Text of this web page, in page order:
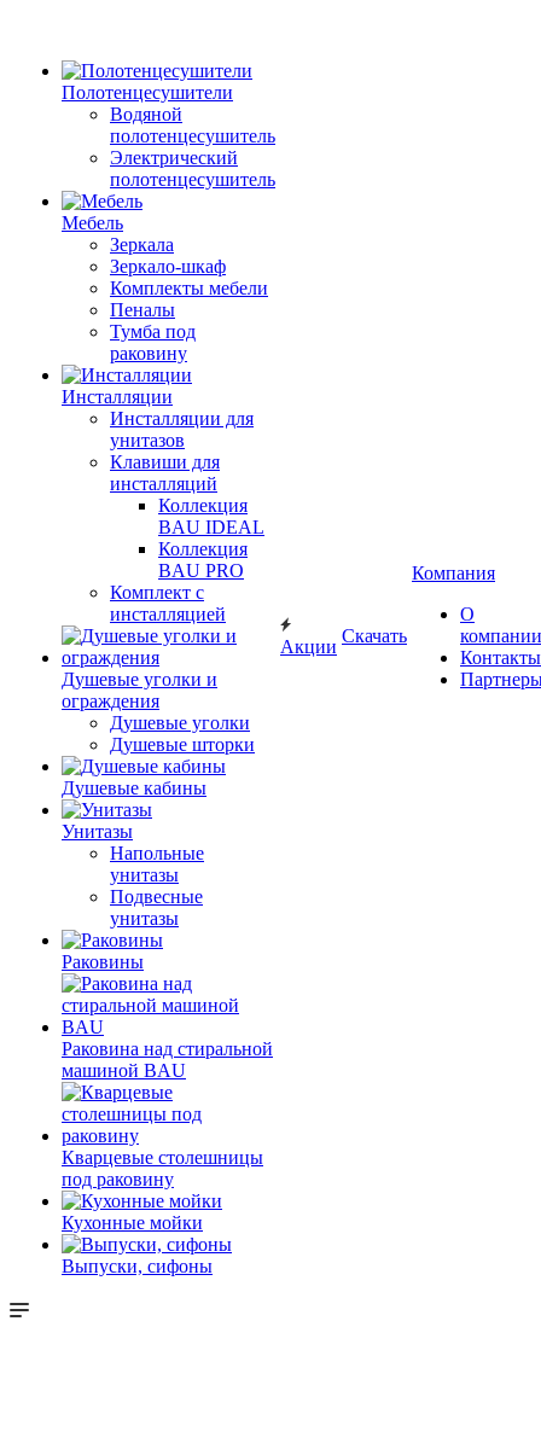
Полотенцесушители
Водяной
полотенцесушитель
Электрический
полотенцесушитель
Мебель
Зеркала
Зеркало-шкаф
Комплекты мебели
Пеналы
Тумба под
раковину
Инсталляции
Инсталляции для
унитазов
Клавиши для
инсталляций
Коллекция
BAU IDEAL
Коллекция
BAU PRO
Комплект с
инсталляцией
Душевые уголки и
ограждения
Душевые уголки
Душевые шторки
Душевые кабины
Унитазы
Напольные
унитазы
Подвесные
унитазы
Раковины
Раковина над стиральной
машиной BAU
Кварцевые столешницы
под раковину
Кухонные мойки
Выпуски, сифоны
Акции
Скачать
Компания
О
компании
Контакты